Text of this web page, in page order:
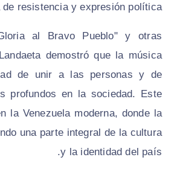
de resistencia y expresión política.
al Bravo Pueblo" y otras
demostró que la música
de unir a las personas y de
profundos en la sociedad. Este
la Venezuela moderna, donde la
una parte integral de la cultura
y la identidad del país.